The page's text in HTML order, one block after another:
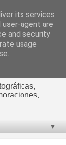
Jorge
▼
its services
user-agent are
and security
usage